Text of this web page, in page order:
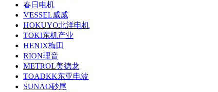
春日电机
VESSEL威威
HOKUYO北洋电机
TOKI东机产业
HENIX梅田
RION理音
METROL美德龙
TOADKK东亚电波
SUNAO砂尾